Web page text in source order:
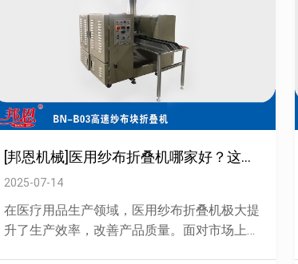
[邦恩机械]医用纱布折叠机哪家好？这些要点别错过！
2025-07-14
在医疗用品生产领域，医用纱布折叠机极大提
升了生产效率，改善产品质量。面对市场上众